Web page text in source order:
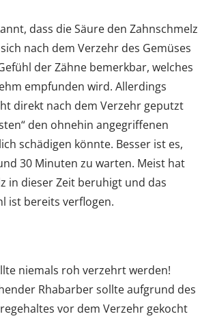
dass die Säure den Zahnschmelz
nach dem Verzehr des Gemüses
der Zähne bemerkbar, welches
empfunden wird. Allerdings
direkt nach dem Verzehr geputzt
den ohnehin angegriffenen
schädigen könnte. Besser ist es,
30 Minuten zu warten. Meist hat
in dieser Zeit beruhigt und das
ist bereits verflogen.
niemals roh verzehrt werden!
Rhabarber sollte aufgrund des
vor dem Verzehr gekocht